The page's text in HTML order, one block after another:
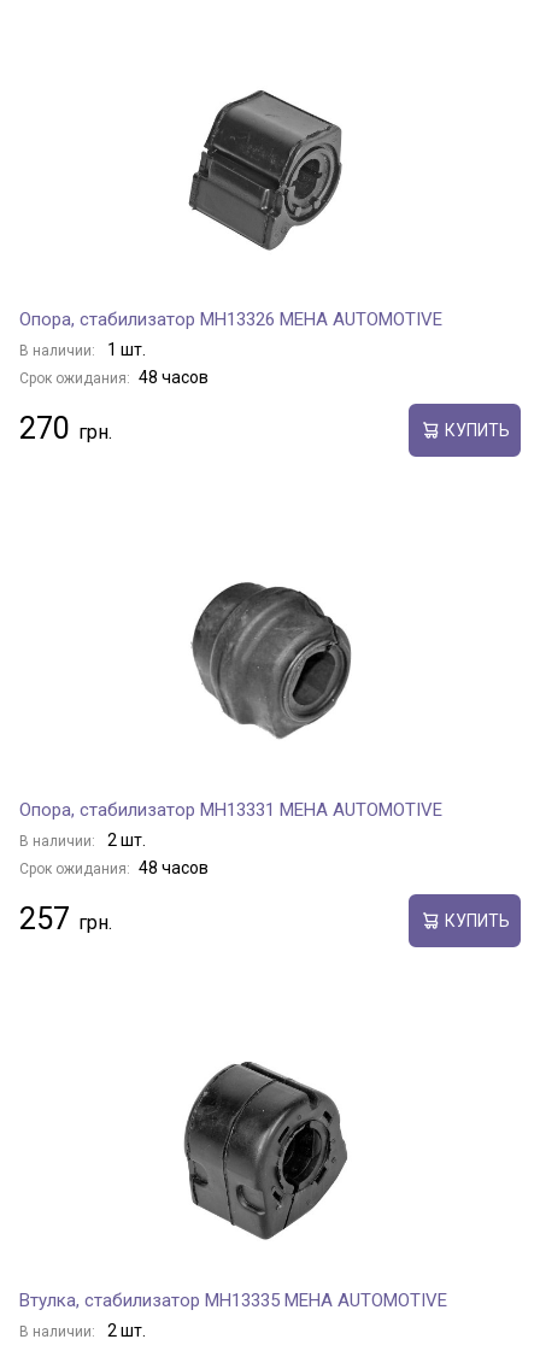
Опора, стабилизатор MH13326 MEHA AUTOMOTIVE
В наличии: 1 шт.
Срок ожидания: 48 часов
270 КУПИТЬ
Опора, стабилизатор MH13331 MEHA AUTOMOTIVE
В наличии: 2 шт.
Срок ожидания: 48 часов
257 КУПИТЬ
Втулка, стабилизатор MH13335 MEHA AUTOMOTIVE
В наличии:
2 шт.